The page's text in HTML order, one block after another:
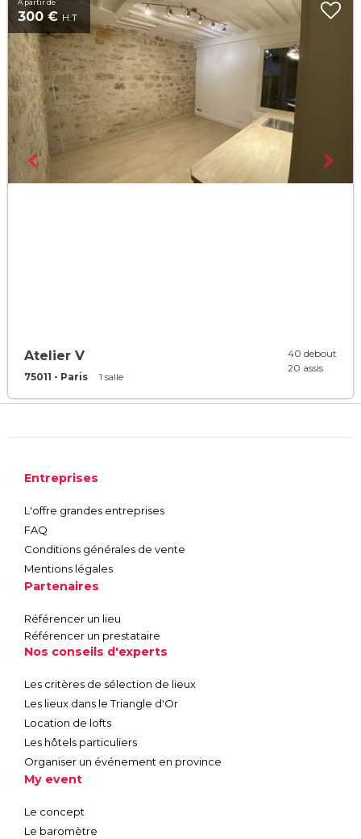
À partir de
300 € H.T
Atelier V
75011 - Paris 1 salle
40 debout
20 assis
Entreprises
L'offre grandes entreprises
FAQ
Conditions générales de vente
Mentions légales
Partenaires
Référencer un lieu
Référencer un prestataire
Nos conseils d'experts
Les critères de sélection de lieux
Les lieux dans le Triangle d'Or
Location de lofts
Les hôtels particuliers
Organiser un événement en province
My event
Le concept
Le baromètre